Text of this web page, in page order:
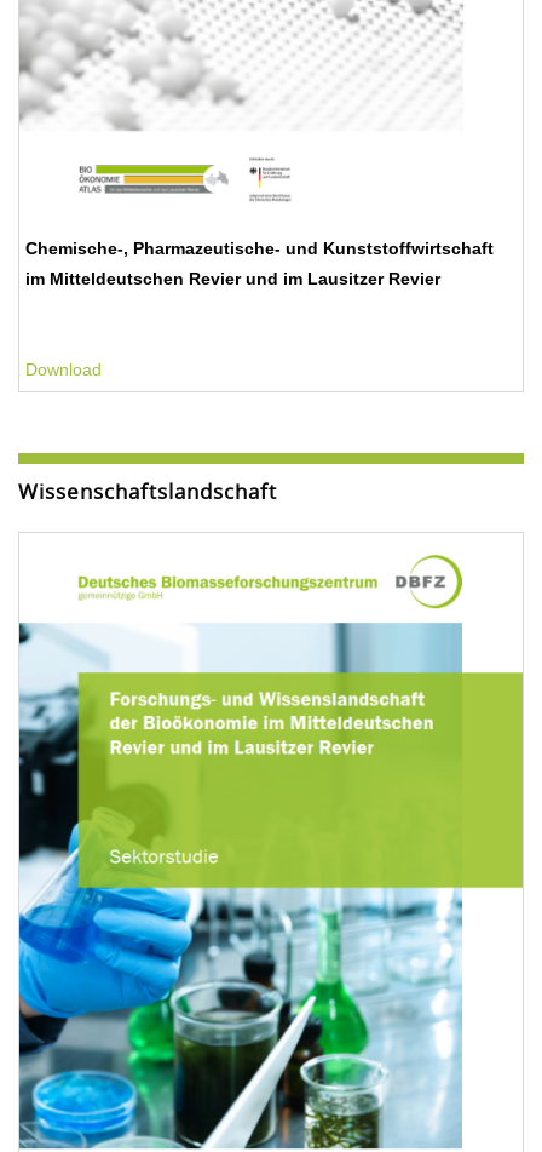
Chemische-, Pharmazeutische- und Kunststoffwirtschaft
im Mitteldeutschen Revier und im Lausitzer Revier
Download
Wissenschaftslandschaft